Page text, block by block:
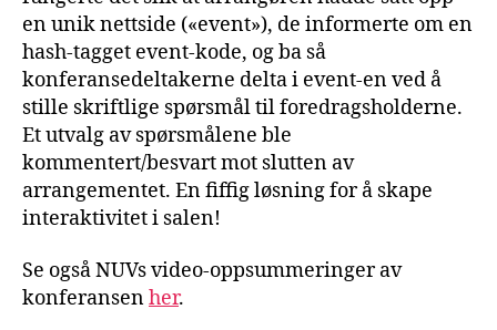
en unik nettside («event»), de informerte om en
hash-tagget event-kode, og ba så
konferansedeltakerne delta i event-en ved å
stille skriftlige spørsmål til foredragsholderne.
Et utvalg av spørsmålene ble
kommentert/besvart mot slutten av
arrangementet. En fiffig løsning for å skape
interaktivitet i salen!
Se også NUVs video-oppsummeringer av
konferansenher.